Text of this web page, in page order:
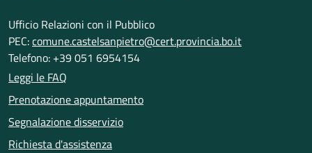
Ufficio Relazioni con il Pubblico
PEC:comune.castelsanpietro@cert.provincia.bo.it
Telefono: +39 051 6954154
Leggi le FAQ
Prenotazione appuntamento
Segnalazione disservizio
Richiesta d'assistenza